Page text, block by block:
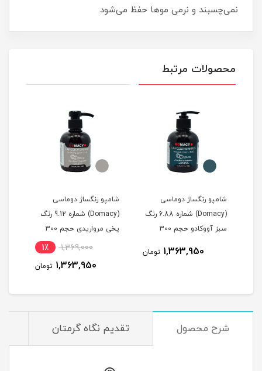
نمی‌چسبند و نرمی موها حفظ می‌شود.
محصولات مرتبط
شامپو رنگساژ دوماسی
(Domacy) شماره 6.88 رنگ
سبز آووکادو حجم 300
1,363,950 تومان
شامپو رنگساژ دوماسی
(Domacy) شماره 9.12 رنگ
یخی مرواریدی حجم 300
میلی لیتر1,369,000 1٪
1,363,950 تومان
شرح محصول تقدیم نگاه گرمتان